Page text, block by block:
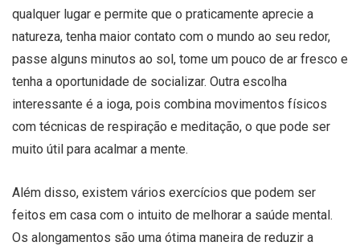
qualquer lugar e permite que o praticamente aprecie a
natureza, tenha maior contato com o mundo ao seu redor,
passe alguns minutos ao sol, tome um pouco de ar fresco e
tenha a oportunidade de socializar. Outra escolha
interessante é a ioga, pois combina movimentos físicos
com técnicas de respiração e meditação, o que pode ser
muito útil para acalmar a mente.
Além disso, existem vários exercícios que podem ser
feitos em casa com o intuito de melhorar a saúde mental.
Os alongamentos são uma ótima maneira de reduzir a